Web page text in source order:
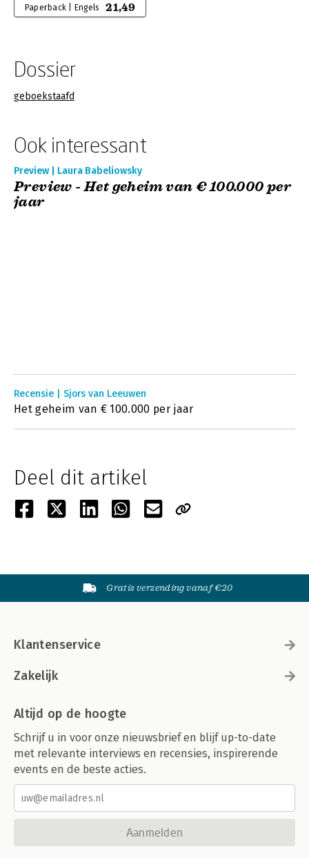
Paperback | Engels 21,49
Dossier
geboekstaafd
Ook interessant
Preview | Laura Babeliowsky
Preview - Het geheim van € 100.000 per
jaar
Recensie | Sjors van Leeuwen
Het geheim van € 100.000 per jaar
Deel dit artikel
Gratis verzending vanaf €20
Klantenservice
Zakelijk
Altijd op de hoogte
Schrijf u in voor onze nieuwsbrief en blijf up-to-date
met relevante interviews en recensies, inspirerende
events en de beste acties.
Aanmelden